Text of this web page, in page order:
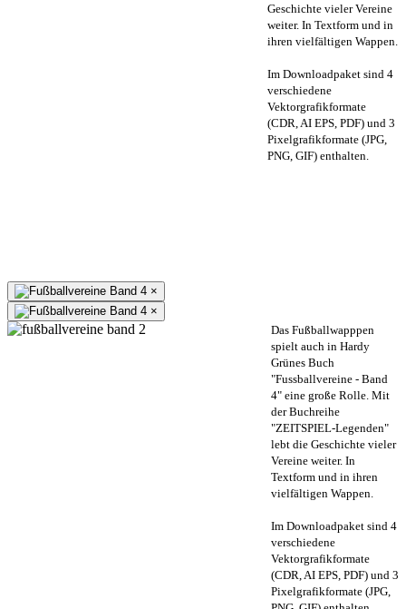
Geschichte vieler Vereine
weiter. In Textform und in
ihren vielfältigen Wappen.
Im Downloadpaket sind 4
verschiedene
Vektorgrafikformate
(CDR, AI EPS, PDF) und 3
Pixelgrafikformate (JPG,
PNG, GIF) enthalten.
×
×
Das Fußballwapppen
spielt auch in Hardy
Grünes Buch
"Fussballvereine - Band
4" eine große Rolle. Mit
der Buchreihe
"ZEITSPIEL-Legenden"
lebt die Geschichte vieler
Vereine weiter. In
Textform und in ihren
vielfältigen Wappen.
Im Downloadpaket sind 4
verschiedene
Vektorgrafikformate
(CDR, AI EPS, PDF) und 3
Pixelgrafikformate (JPG,